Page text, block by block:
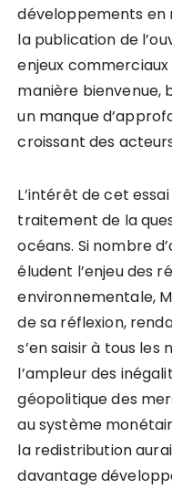
développements en
la publication de
enjeux
manière bienvenue,
un manque
croissant des
L’intérêt de cet
traitement de la
océans. Si nombre
éludent l’enjeu des
environnementale,
de sa réflexion,
s’en saisir à tous les
l’ampleur des
géopolitique des
au système
la redistribution
davantage